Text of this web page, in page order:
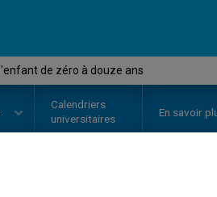
de zéro à douze ans
Calendriers
universitaires
En savoir